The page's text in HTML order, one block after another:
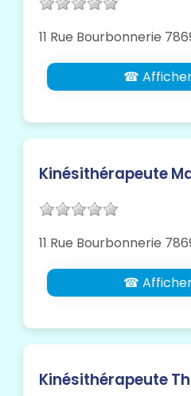
11 Rue Bourbonnerie
☎ Afficher
Kinésithérapeute
11 Rue Bourbonnerie
☎ Afficher
Kinésithérapeute